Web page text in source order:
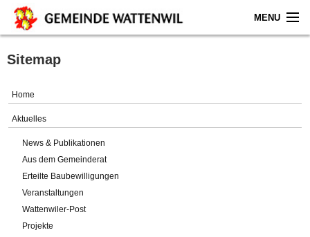
MENU
Home
Gemeinde
Verwaltung
Online-Service
Sitemap
Home
Aktuelles
News & Publikationen
Aus dem Gemeinderat
Erteilte Baubewilligungen
Veranstaltungen
Wattenwiler-Post
Projekte